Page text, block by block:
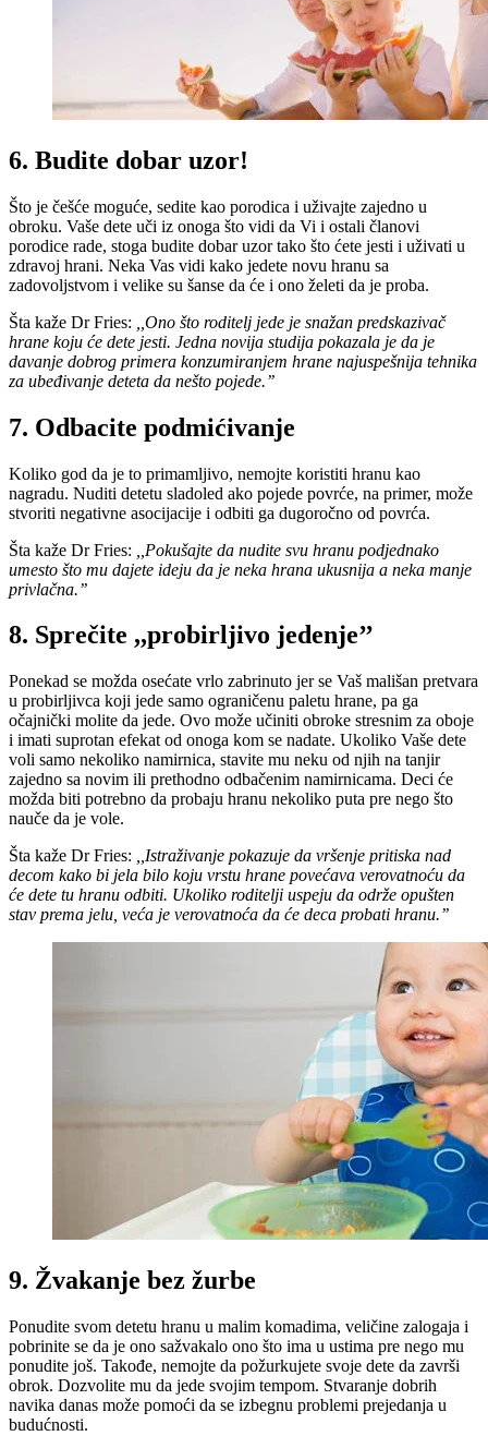
6. Budite dobar uzor!
Što je češće moguće, sedite kao porodica i uživajte zajedno u
obroku. Vaše dete uči iz onoga što vidi da Vi i ostali članovi
porodice rade, stoga budite dobar uzor tako što ćete jesti i uživati u
zdravoj hrani. Neka Vas vidi kako jedete novu hranu sa
zadovoljstvom i velike su šanse da će i ono želeti da je proba.
Šta kaže Dr Fries:
,,Ono što roditelj jede je snažan predskazivač
hrane koju će dete jesti. Jedna novija studija pokazala je da je
davanje dobrog primera konzumiranjem hrane najuspešnija tehnika
za ubeđivanje deteta da nešto pojede.’’
7. Odbacite podmićivanje
Koliko god da je to primamljivo, nemojte koristiti hranu kao
nagradu. Nuditi detetu sladoled ako pojede povrće, na primer, može
stvoriti negativne asocijacije i odbiti ga dugoročno od povrća.
Šta kaže Dr Fries:
,,Pokušajte da nudite svu hranu podjednako
umesto što mu dajete ideju da je neka hrana ukusnija a neka manje
privlačna.’’
8. Sprečite ,,probirljivo jedenje’’
Ponekad se možda osećate vrlo zabrinuto jer se Vaš mališan pretvara
u probirljivca koji jede samo ograničenu paletu hrane, pa ga
očajnički molite da jede. Ovo može učiniti obroke stresnim za oboje
i imati suprotan efekat od onoga kom se nadate. Ukoliko Vaše dete
voli samo nekoliko namirnica, stavite mu neku od njih na tanjir
zajedno sa novim ili prethodno odbačenim namirnicama. Deci će
možda biti potrebno da probaju hranu nekoliko puta pre nego što
nauče da je vole.
Šta kaže Dr Fries:
,,Istraživanje pokazuje da vršenje pritiska nad
decom kako bi jela bilo koju vrstu hrane povećava verovatnoću da
će dete tu hranu odbiti. Ukoliko roditelji uspeju da održe opušten
stav prema jelu, veća je verovatnoća da će deca probati hranu.’’
9. Žvakanje bez žurbe
Ponudite svom detetu hranu u malim komadima, veličine zalogaja i
pobrinite se da je ono sažvakalo ono što ima u ustima pre nego mu
ponudite još. Takođe, nemojte da požurkujete svoje dete da završi
obrok. Dozvolite mu da jede svojim tempom. Stvaranje dobrih
navika danas može pomoći da se izbegnu problemi prejedanja u
budućnosti.